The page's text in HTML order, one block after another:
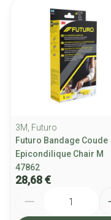
3M, Futuro
Futuro Bandage Coude
Epicondilique Chair M
47862
28,68 €